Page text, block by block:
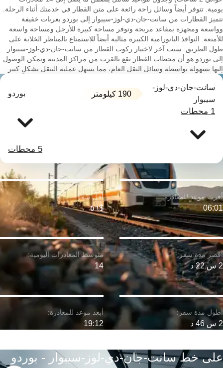
يومية. تتوفر أيضاً وسائل راحة رائعة على متن القطار في خدمتك أثناء الرحلة.
تتميز القطارات من سانت-جان-دي-لوز-سيبوار إلى بوردو بعربات خفيفة
وواسعة ومجهزة بمقاعد مريحة وتوفر مساحة كبيرة للأرجل ومساحة واسعة
للأمتعة. النوافذ البانورامية الكبيرة مثالية أيضاً للاستمتاع بالمناظر الخلابة على
طول الطريق. سبب آخر لاختيار ركوب القطار من سانت-جان-دي-لوز-سيبوار
إلى بوردو هو أن محطات القطار تقع بالقرب من مراكز المدينة ويمكن الوصول
إليها بسهولة بواسطة وسائل النقل العام، مما يسهل عملية التنقل بشكلٍ كبير.
سانت-جان-دي-لوز-
سيبوار
190 كيلومتر بوردو
1 محطات
5 محطات
2 س 22 د
06:01
2 س 46 د
$٥٦
14
19:12
على خط سانت-جان-دي-لوز-سيبوار - بوردو